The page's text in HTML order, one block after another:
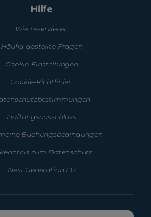
Hilfe
Wie reservieren
Häufig gestellte Fragen
Cookie-Einstellungen
Cookie-Richtlinien
Haftungsausschluss
Buchungsbedingungen
zum Datenschutz
Next Generation EU